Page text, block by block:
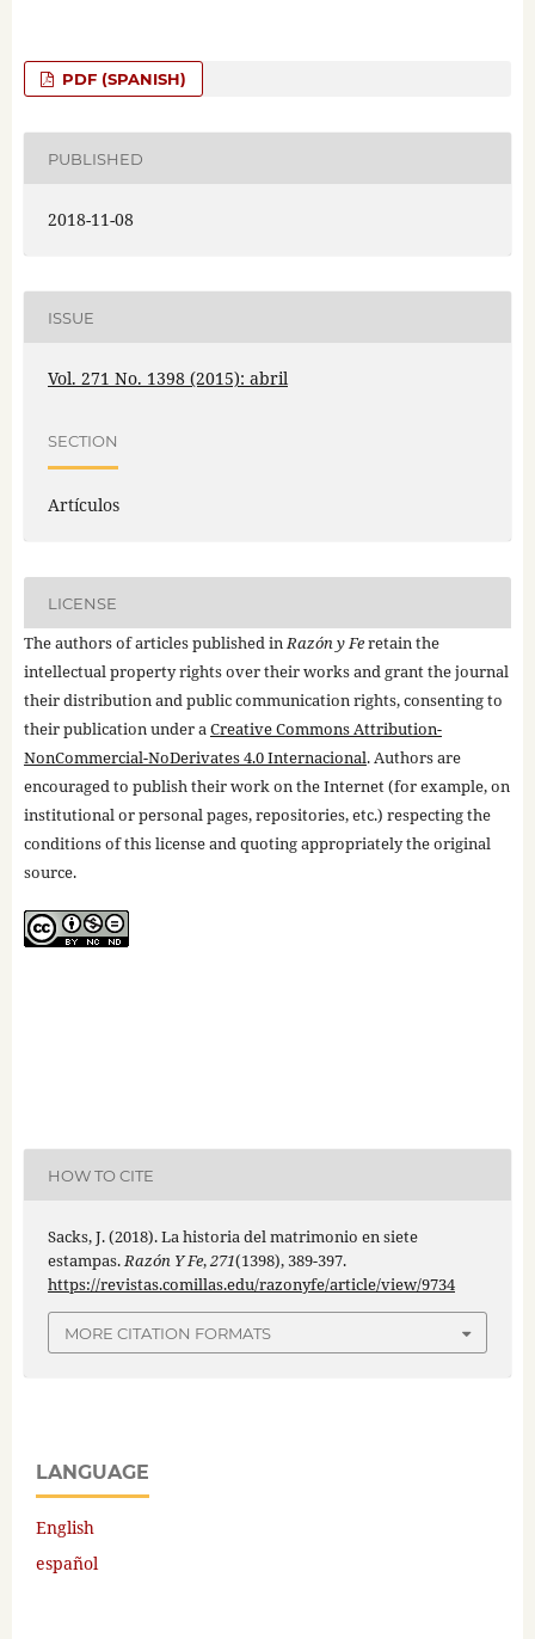
PDF (SPANISH)
PUBLISHED
2018-11-08
ISSUE
Vol. 271 No. 1398 (2015): abril
SECTION
Artículos
LICENSE
The authors of articles published inRazón y Feretain the
intellectual property rights over their works and grant the journal
their distribution and public communication rights, consenting to
their publication under aCreative Commons Attribution-
NonCommercial-NoDerivates 4.0 Internacional. Authors are
encouraged to publish their work on the Internet (for example, on
institutional or personal pages, repositories, etc.) respecting the
conditions of this license and quoting appropriately the original
source.
HOW TO CITE
Sacks, J. (2018). La historia del matrimonio en siete
estampas.Razón Y Fe,271(1398), 389-397.
https://revistas.comillas.edu/razonyfe/article/view/9734
MORE CITATION FORMATS
LANGUAGE
English
español